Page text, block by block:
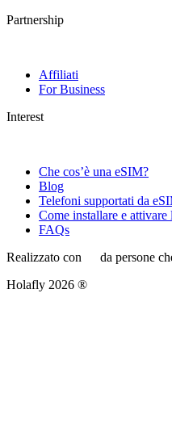
Partnership
Affiliati
For Business
Interest
Che cos’è una eSIM?
Blog
Telefoni supportati da
Come installare e attivare
FAQs
Realizzato con
da persone
Holafly 2026 ®